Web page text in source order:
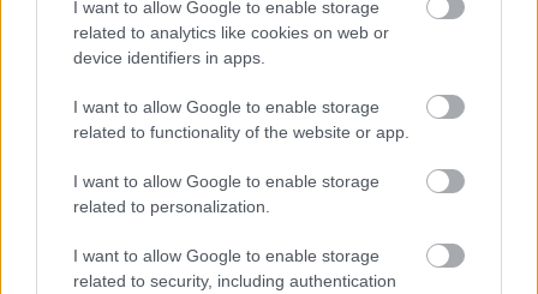
I want to allow Google to enable storage
related to analytics like cookies on web or
device identifiers in apps.
I want to allow Google to enable storage
related to functionality of the website or app.
I want to allow Google to enable storage
related to personalization.
I want to allow Google to enable storage
related to security, including authentication
vagy azért, hogy elkerüljék a sorozást. Az ő menekült
státuszuk adta ki a kerettörténetet, amelynek szereplői
egy szociális munkás segítségével létrehoznak egy
másik, fiktív történetet, amely egy szűk közösségnek a
háborút követő talpraállásáról szól. Ezzel a szociális
sikerüljön ez a talpraállás, mert az élet a háború után is
megy tovább, a múltban történt eseményeket pedig